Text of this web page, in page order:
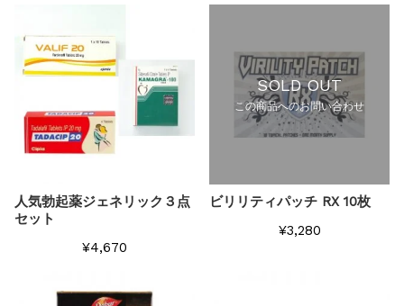
人気勃起薬ジェネリック３点
セット
¥4,670
SOLD OUT
この商品へのお問い合わせ
ビリリティパッチ RX 10枚
¥3,280